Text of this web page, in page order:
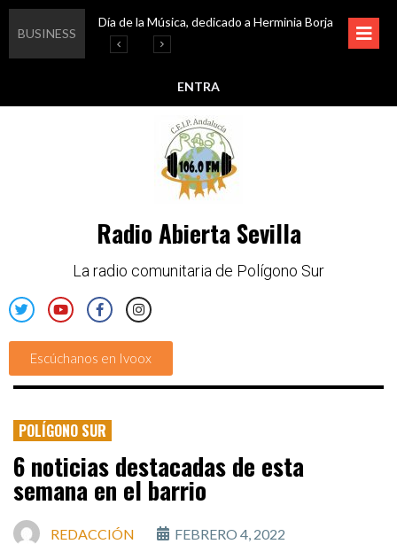
BUSINESS
Día de la Música, dedicado a Herminia Borja
Educar en igualdad, para un futuro sin machismo Esta semana disfruta de oferta cultural en Asociación Solidaridad
Igualando al Sur, el cuidado y la limpieza del entorno
ENTRA
Radio Abierta Sevilla
La radio comunitaria de Polígono Sur
Escúchanos en Ivoox
POLÍGONO SUR
6 noticias destacadas de esta
semana en el barrio
REDACCIÓN FEBRERO 4, 2022